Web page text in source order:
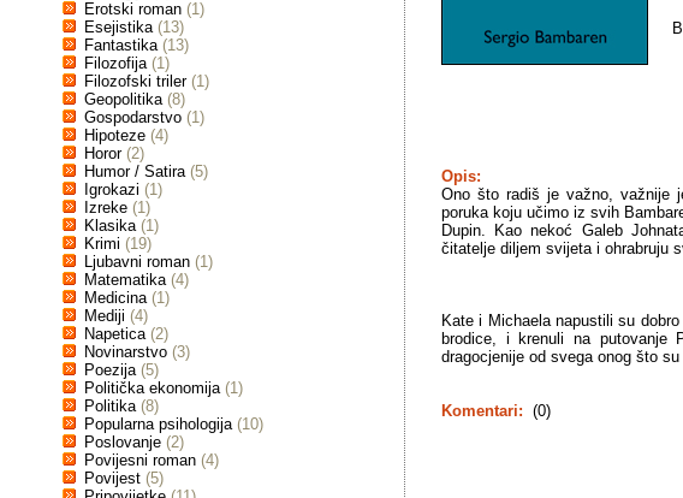
Erotski roman (1)
Esejistika (13)
Fantastika (13)
Filozofija (1)
Filozofski triler (1)
Geopolitika (8)
Gospodarstvo (1)
Hipoteze (4)
Horor (2)
Humor / Satira (5)
Igrokazi (1)
Izreke (1)
Klasika (1)
Krimi (19)
Ljubavni roman (1)
Matematika (4)
Medicina (1)
Mediji (4)
Napetica (2)
Novinarstvo (3)
Poezija (5)
Politička ekonomija (1)
Politika (8)
Popularna psihologija (10)
Poslovanje (2)
Povijesni roman (4)
Povijest (5)
Opis:
Ono što radiš je važno, važnije
poruka koju učimo iz svih
Dupin. Kao nekoć Galeb
čitatelje diljem svijeta i ohrabruju
Kate i Michaela napustili su
brodice, i krenuli na putovanje
dragocjenije od svega onog što
Komentari: (0)